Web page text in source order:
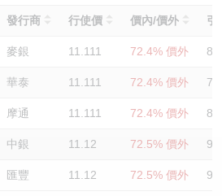
發行商 行使價 價內/價外 引
麥銀 11.111 72.4% 價外
華泰 11.111 72.4% 價外
摩通 11.111 72.4% 價外
中銀 11.12 72.5% 價外
匯豐 11.12 72.5% 價外